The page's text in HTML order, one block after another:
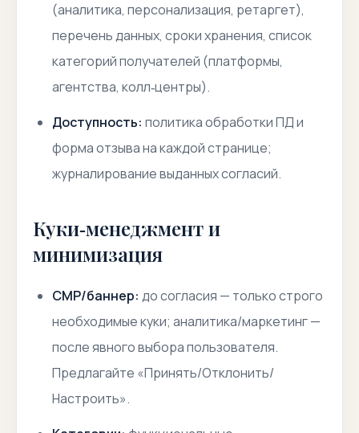
(аналитика, персонализация, ретаргет),
перечень данных, сроки хранения, список
категорий получателей (платформы,
агентства, колл‑центры).
Доступность: политика обработки ПД и
форма отзыва на каждой странице;
журналирование выданных согласий.
Куки‑менеджмент и
минимизация
CMP/баннер: до согласия — только строго
необходимые куки; аналитика/маркетинг —
после явного выбора пользователя.
Предлагайте «Принять/Отклонить/
Настроить».